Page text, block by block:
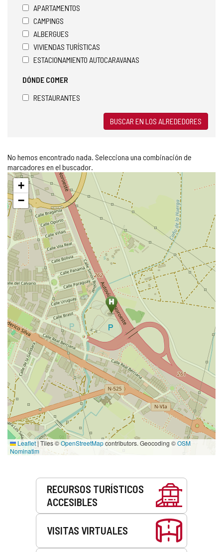
APARTAMENTOS
CAMPINGS
ALBERGUES
VIVIENDAS TURÍSTICAS
ESTACIONAMIENTO AUTOCARAVANAS
DÓNDE COMER
RESTAURANTES
BUSCAR EN LOS ALREDEDORES
No hemos encontrado nada. Selecciona una combinación de
marcadores en el buscador.
Saltar
mapa
+
−
Leaflet|Tiles ©OpenStreetMapcontributors. Geocoding ©OSM
Nominatim
RECURSOS TURÍSTICOS
ACCESIBLES
VISITAS VIRTUALES